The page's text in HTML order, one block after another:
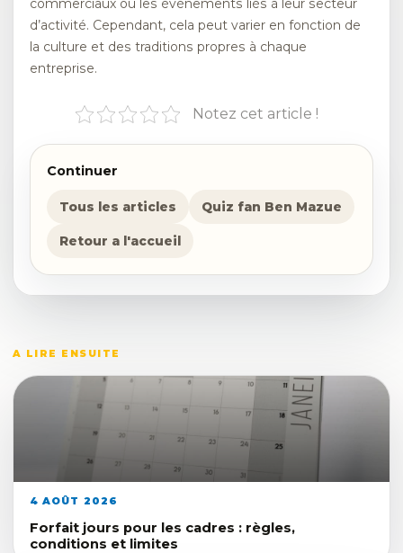
commerciaux ou les événements liés à leur secteur
d’activité. Cependant, cela peut varier en fonction de
la culture et des traditions propres à chaque
entreprise.
Notez cet article !
Continuer
Tous les articles Quiz fan Ben Mazue
Retour a l'accueil
A LIRE ENSUITE
4 AOÛT 2026
Forfait jours pour les cadres : règles,
conditions et limites